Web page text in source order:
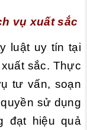
vụ xuất sắc
luật uy tín tại
sắc. Thực
tư vấn, soạn
sử dụng
đạt hiệu quả